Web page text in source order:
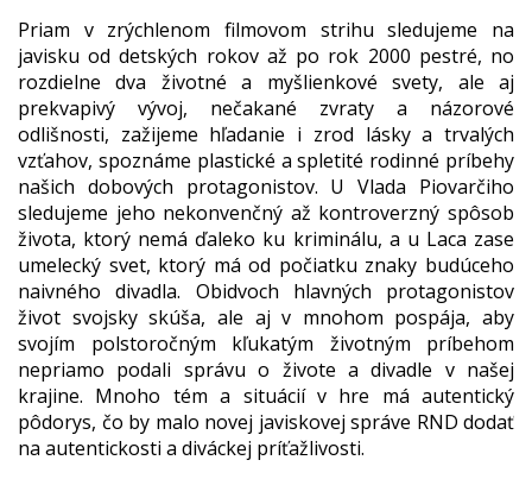
Priam v zrýchlenom filmovom strihu sledujeme na
javisku od detských rokov až po rok 2000 pestré, no
rozdielne dva životné a myšlienkové svety, ale aj
prekvapivý vývoj, nečakané zvraty a názorové
odlišnosti, zažijeme hľadanie i zrod lásky a trvalých
vzťahov, spoznáme plastické a spletité rodinné príbehy
našich dobových protagonistov. U Vlada Piovarčiho
sledujeme jeho nekonvenčný až kontroverzný spôsob
života, ktorý nemá ďaleko ku kriminálu, a u Laca zase
umelecký svet, ktorý má od počiatku znaky budúceho
naivného divadla. Obidvoch hlavných protagonistov
život svojsky skúša, ale aj v mnohom pospája, aby
svojím polstoročným kľukatým životným príbehom
nepriamo podali správu o živote a divadle v našej
krajine. Mnoho tém a situácií v hre má autentický
pôdorys, čo by malo novej javiskovej správe RND dodať
na autentickosti a diváckej príťažlivosti.